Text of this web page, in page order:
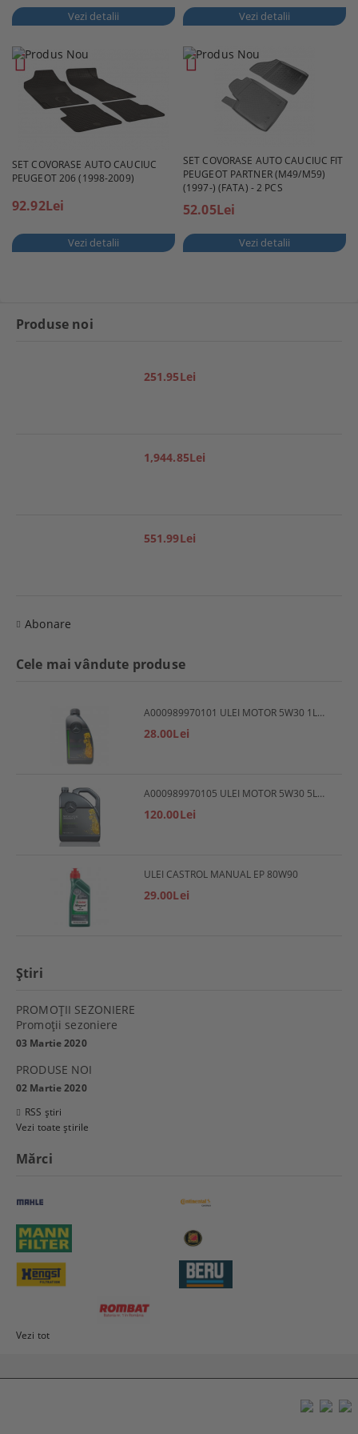
Vezi detalii Vezi detalii
SET COVORASE AUTO CAUCIUC
PEUGEOT 206 (1998-2009)
92.92Lei
Vezi detalii
SET COVORASE AUTO CAUCIUC FIT
PEUGEOT PARTNER (M49/M59)
(1997-) (FATA) - 2 PCS
52.05Lei
Vezi detalii
Produse noi
251.95Lei
1,944.85Lei
551.99Lei
Abonare
Cele mai vândute produse
A000989970101 ULEI MOTOR 5W30 1L MERCEDES
28.00Lei
A000989970105 ULEI MOTOR 5W30 5L MERCEDES
120.00Lei
ULEI CASTROL MANUAL EP 80W90
29.00Lei
Ştiri
PROMOŢII SEZONIERE
Promoţii sezoniere
03 Martie 2020
PRODUSE NOI
02 Martie 2020
RSS știri
Vezi toate știrile
Mărci
Vezi tot